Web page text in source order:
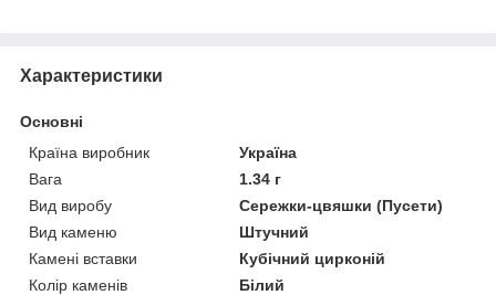
Характеристики
Основні
Країна виробник
Україна
Вага
1.34 г
Вид виробу
Сережки-цвяшки (Пусети)
Вид каменю
Штучний
Камені вставки
Кубічний цирконій
Колір каменів
Білий